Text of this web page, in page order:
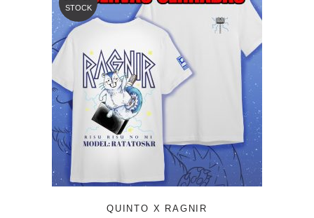
STOCK
QUINTO X RAGNIR